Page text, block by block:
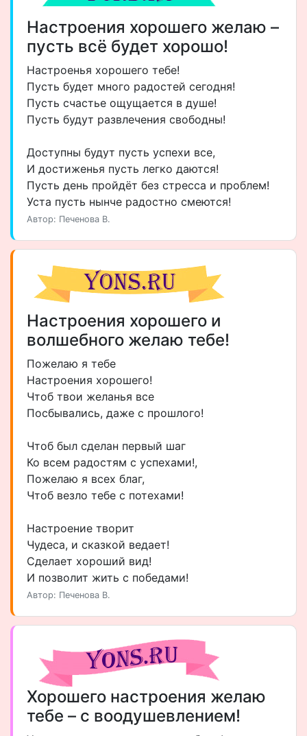
Настроения хорошего желаю –
пусть всё будет хорошо!
Настроенья хорошего тебе!
Пусть будет много радостей сегодня!
Пусть счастье ощущается в душе!
Пусть будут развлечения свободны!
Доступны будут пусть успехи все,
И достиженья пусть легко даются!
Пусть день пройдёт без стресса и проблем!
Уста пусть нынче радостно смеются!
Автор: Печенова В.
Настроения хорошего и
волшебного желаю тебе!
Пожелаю я тебе
Настроения хорошего!
Чтоб твои желанья все
Посбывались, даже с прошлого!
Чтоб был сделан первый шаг
Ко всем радостям с успехами!,
Пожелаю я всех благ,
Чтоб везло тебе с потехами!
Настроение творит
Чудеса, и сказкой ведает!
Сделает хороший вид!
И позволит жить с победами!
Автор: Печенова В.
Хорошего настроения желаю
тебе – с воодушевлением!